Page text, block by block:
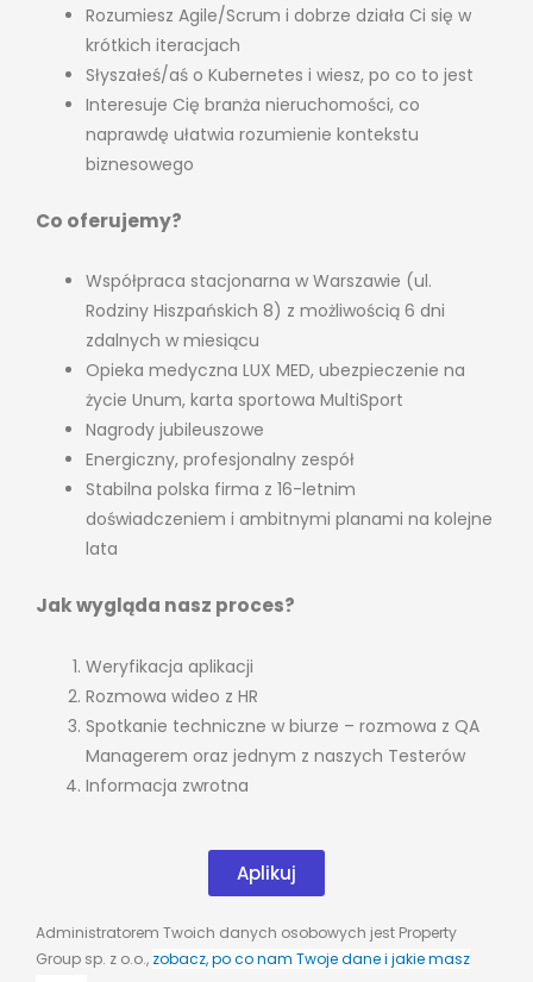
Rozumiesz Agile/Scrum i dobrze działa Ci się w
krótkich iteracjach
Słyszałeś/aś o Kubernetes i wiesz, po co to jest
Interesuje Cię branża nieruchomości, co
naprawdę ułatwia rozumienie kontekstu
biznesowego
Co oferujemy?
Współpraca stacjonarna w Warszawie (ul.
Rodziny Hiszpańskich 8) z możliwością 6 dni
zdalnych w miesiącu
Opieka medyczna LUX MED, ubezpieczenie na
życie Unum, karta sportowa MultiSport
Nagrody jubileuszowe
Energiczny, profesjonalny zespół
Stabilna polska firma z 16-letnim
doświadczeniem i ambitnymi planami na kolejne
lata
Jak wygląda nasz proces?
Weryfikacja aplikacji
Rozmowa wideo z HR
Spotkanie techniczne w biurze – rozmowa z QA
Managerem oraz jednym z naszych Testerów
Informacja zwrotna
Aplikuj
Administratorem Twoich danych osobowych jest Property
Group sp. z o.o., zobacz, po co nam Twoje dane i jakie masz